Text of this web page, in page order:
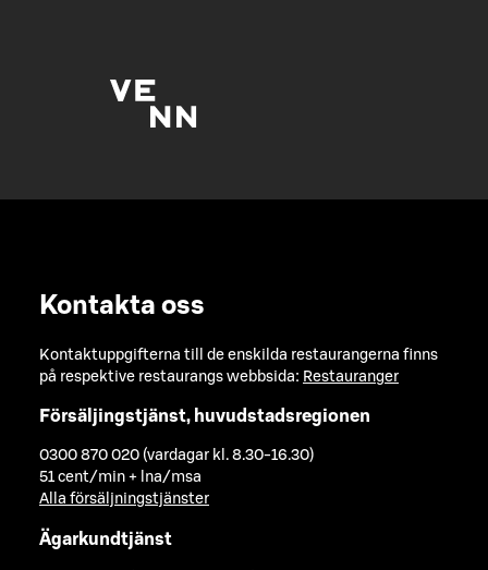
Kontakta oss
Kontaktuppgifterna till de enskilda restaurangerna finns
på respektive restaurangs webbsida: Restauranger
Försäljingstjänst, huvudstadsregionen
0300 870 020 (vardagar kl. 8.30-16.30)
51 cent/min + lna/msa
Alla försäljningstjänster
Ägarkundtjänst